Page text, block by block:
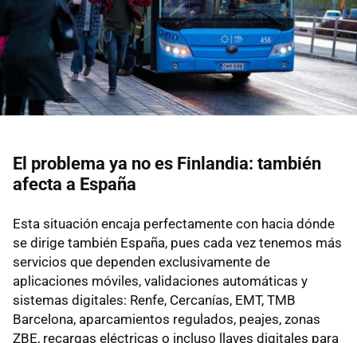
El problema ya no es Finlandia: también
afecta a España
Esta situación encaja perfectamente con hacia dónde
se dirige también España, pues cada vez tenemos más
servicios que dependen exclusivamente de
aplicaciones móviles, validaciones automáticas y
sistemas digitales: Renfe, Cercanías, EMT, TMB
Barcelona, aparcamientos regulados, peajes, zonas
ZBE, recargas eléctricas o incluso llaves digitales para